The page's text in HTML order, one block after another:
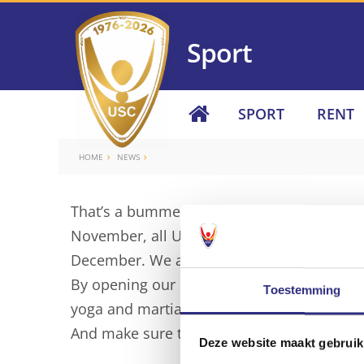
Toestemming
Deze website maakt
Sport
SPORT RENT
HOME NEWS
That’s a bummer. We are in some sort of
November, all USC locations must be
December. We are working really hard to
By opening our locations earlier, setting
yoga and martial arts, and by offering
And make sure to keep reading if working